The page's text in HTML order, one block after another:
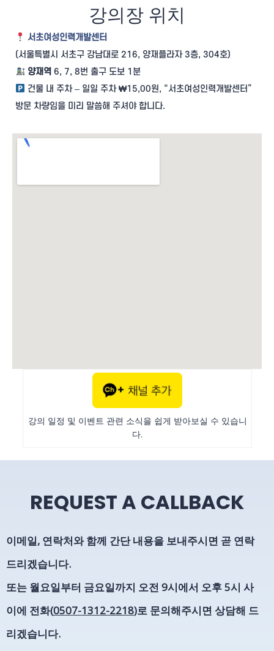
강의장 위치
서초여성인력개발센터
(서울특별시 서초구 강남대로 216, 양재플라자 3층, 304호)
양재역 6, 7, 8번 출구 도보 1분
건물 내 주차 – 일일 주차₩15,00원, “서초여성인력개발센터”
방문 차량임을 미리 말씀해 주셔야 합니다.
강의 일정 및 이벤트 관련 소식을 쉽게 받아보실 수 있습니
다.
REQUEST A CALLBACK
이메일, 연락처와 함께 간단 내용을 보내주시면 곧 연락
드리겠습니다.
또는 월요일부터 금요일까지 오전 9시에서 오후 5시 사
이에 전화(0507-1312-2218)로 문의해주시면 상담해 드
리겠습니다.